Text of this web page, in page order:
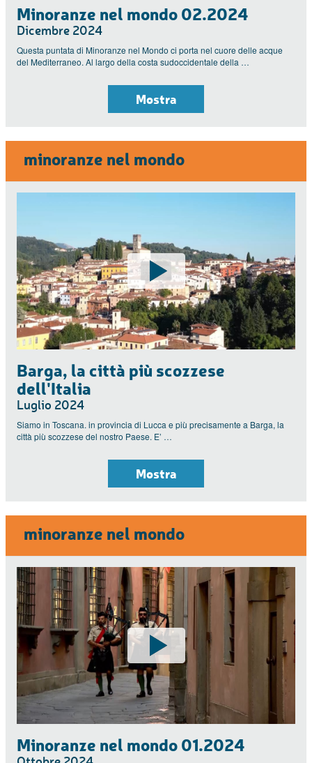
Minoranze nel mondo 02.2024
Dicembre 2024
Questa puntata di Minoranze nel Mondo ci porta nel cuore delle acque
del Mediterraneo. Al largo della costa sudoccidentale della …
Mostra
minoranze nel mondo
Barga, la città più scozzese
dell'Italia
Luglio 2024
Siamo in Toscana. in provincia di Lucca e più precisamente a Barga, la
città più scozzese del nostro Paese. E’ …
Mostra
minoranze nel mondo
Minoranze nel mondo 01.2024